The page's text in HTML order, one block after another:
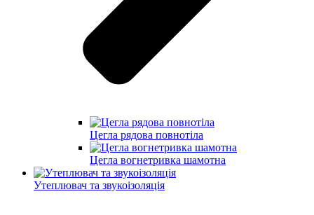
Цегла рядова повнотіла
Цегла вогнетривка шамотна
Утеплювач та звукоізоляція